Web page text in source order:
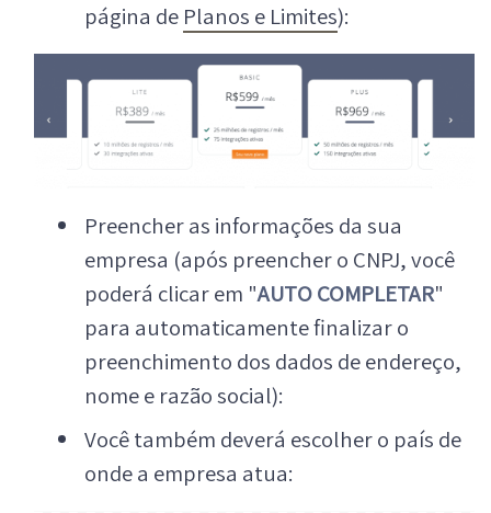
página de Planos e Limites):
Preencher as informações da sua
empresa (após preencher o CNPJ, você
poderá clicar em "AUTO COMPLETAR"
para automaticamente finalizar o
preenchimento dos dados de endereço,
nome e razão social):
Você também deverá escolher o país de
onde a empresa atua: